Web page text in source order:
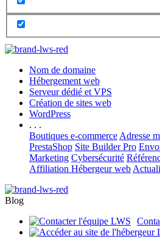
Nom de domaine
Hébergement web
Serveur dédié et VPS
Création de sites web
WordPress
. . .
Boutiques e-commerce Adresse
PrestaShop Site Builder Pro
Marketing Cybersécurité
Affiliation Hébergeur web
Blog